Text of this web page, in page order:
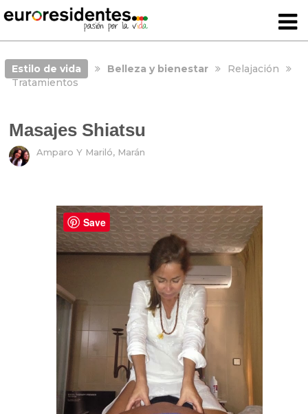
Estilo de vida Belleza y bienestar
Relajación
Tratamientos
Masajes Shiatsu
Amparo Y Mariló, Marán
Save